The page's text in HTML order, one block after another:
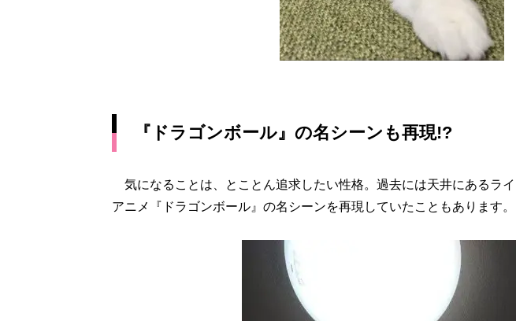
『ドラゴンボール』の名シーンも再現!?
気になることは、とことん追求したい性格。過去には天井にあるラ
アニメ『ドラゴンボール』の名シーンを再現していたこともあります。